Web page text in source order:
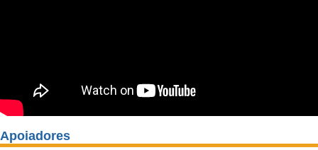
Apoiadores